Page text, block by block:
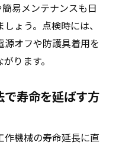
易メンテナンスも日
ょう。点検時には、
オフや防護具着用を
ります。
寿命を延ばす方
作機械の寿命延長に直